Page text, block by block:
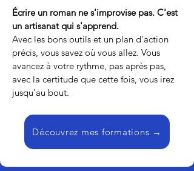
Écrire un roman ne s'improvise pas. C'est
un artisanat qui s'apprend.
Avec les bons outils et un plan d'action
précis, vous savez où vous allez. Vous
avancez à votre rythme, pas après pas,
avec la certitude que cette fois, vous irez
jusqu'au bout.
Découvrez mes formations →